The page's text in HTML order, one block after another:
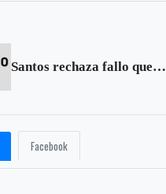
Santos rechaza fallo que exige al Ejército pedir perdón por retoma del Palacio de Justicia
Facebook